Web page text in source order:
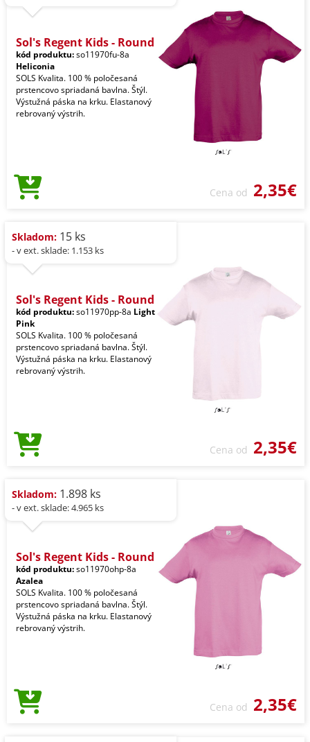
Sol's Regent Kids - Round
kód produktu:so11970fu-8a
Heliconia
SOLS Kvalita. 100 % poločesaná
prstencovo spriadaná bavlna. Štýl.
Výstužná páska na krku. Elastanový
rebrovaný výstrih.
Cena od 2,35€
Skladom: 15 ks
- v ext. sklade: 1.153 ks
Sol's Regent Kids - Round
kód produktu:so11970pp-8a Light
Pink
SOLS Kvalita. 100 % poločesaná
prstencovo spriadaná bavlna. Štýl.
Výstužná páska na krku. Elastanový
rebrovaný výstrih.
Cena od 2,35€
Skladom: 1.898 ks
- v ext. sklade: 4.965 ks
Sol's Regent Kids - Round
kód produktu:so11970ohp-8a
Azalea
SOLS Kvalita. 100 % poločesaná
prstencovo spriadaná bavlna. Štýl.
Výstužná páska na krku. Elastanový
rebrovaný výstrih.
Cena od 2,35€